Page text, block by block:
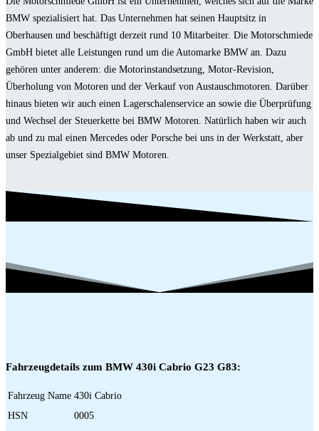
BMW spezialisiert hat. Das Unternehmen hat seinen Hauptsitz in
Oberhausen und beschäftigt derzeit rund 10 Mitarbeiter. Die Motorschmiede
GmbH bietet alle Leistungen rund um die Automarke BMW an. Dazu
gehören unter anderem: die Motorinstandsetzung, Motor-Revision,
Überholung von Motoren und der Verkauf von Austauschmotoren. Darüber
hinaus bieten wir auch einen Lagerschalenservice an sowie die Überprüfung
und Wechsel der Steuerkette bei BMW Motoren. Natürlich haben wir auch
ab und zu mal einen Mercedes oder Porsche bei uns in der Werkstatt, aber
unser Spezialgebiet sind BMW Motoren.
Fahrzeugdetails zum BMW 430i Cabrio G23 G83:
Fahrzeug Name 430i Cabrio
HSN
0005